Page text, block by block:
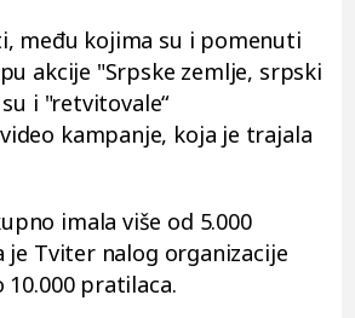
među kojima su i pomenuti
akcije "Srpske zemlje, srpski
i "retvitovale“
kampanje, koja je trajala
imala više od 5.000
je Tviter nalog organizacije
10.000 pratilaca.